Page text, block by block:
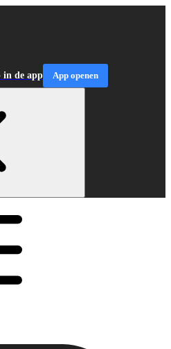
in de app App openen